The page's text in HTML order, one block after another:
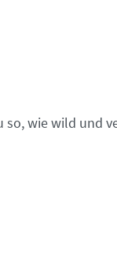
so, wie wild und